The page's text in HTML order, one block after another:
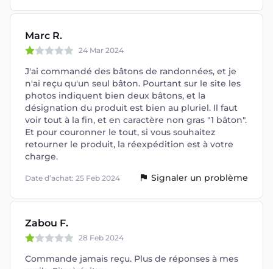
Marc R.
24 Mar 2024
J'ai commandé des bâtons de randonnées, et je
n'ai reçu qu'un seul bâton. Pourtant sur le site les
photos indiquent bien deux bâtons, et la
désignation du produit est bien au pluriel. Il faut
voir tout à la fin, et en caractère non gras "1 bâton".
Et pour couronner le tout, si vous souhaitez
retourner le produit, la réexpédition est à votre
charge.
Date d’achat: 25 Feb 2024 Signaler un problème
Zabou F.
28 Feb 2024
Commande jamais reçu. Plus de réponses à mes